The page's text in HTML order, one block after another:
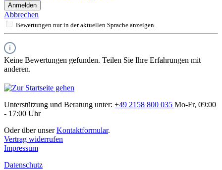
Anmelden
Abbrechen
Bewertungen nur in der aktuellen Sprache anzeigen.
Keine Bewertungen gefunden. Teilen Sie Ihre Erfahrungen mit
anderen.
Unterstützung und Beratung unter: +49 2158 800 035 Mo-Fr, 09:00
- 17:00 Uhr
Oder über unserKontaktformular.
Vertrag widerrufen
Impressum
Datenschutz